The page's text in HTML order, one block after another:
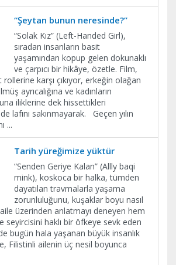
“Şeytan bunun neresinde?”
“Solak Kız” (Left-Handed Girl),
sıradan insanların basit
yaşamından kopup gelen dokunaklı
ve çarpıcı bir hikâye, özetle. Film,
karşı çıkıyor, erkeğin olağan
ayrıcalığına ve kadınların
iliklerine dek hissettikleri
lafını sakınmayarak. Geçen yılın
...
Tarih yüreğimize yüktür
“Senden Geriye Kalan” (Allly baqi
mink), koskoca bir halka, tümden
dayatılan travmalarla yaşama
zorunluluğunu, kuşaklar boyu nasıl
aile üzerinden anlatmayı deneyen hem
seyircisini haklı bir öfkeye sevk eden
bugün hala yaşanan büyük insanlık
Filistinli ailenin üç nesil boyunca